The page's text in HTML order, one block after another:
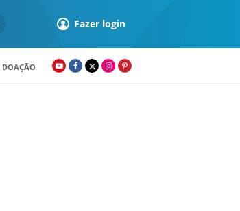
Fazer login
DOAÇÃO